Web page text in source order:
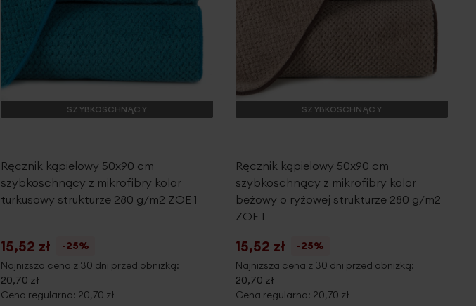
SZYBKOSCHNĄCY
Ręcznik kąpielowy 50x90 cm
szybkoschnący z mikrofibry kolor
turkusowy strukturze 280 g/m2 ZOE 1
15,52 zł
-25%
Najniższa cena z 30 dni przed obniżką:
20,70 zł
Cena regularna: 20,70 zł
SZYBKOSCHNĄCY
Ręcznik kąpielowy 50x90 cm
szybkoschnący z mikrofibry kolor
beżowy o ryżowej strukturze 280 g/m2
ZOE 1
15,52 zł
-25%
Najniższa cena z 30 dni przed obniżką:
20,70 zł
Cena regularna: 20,70 zł